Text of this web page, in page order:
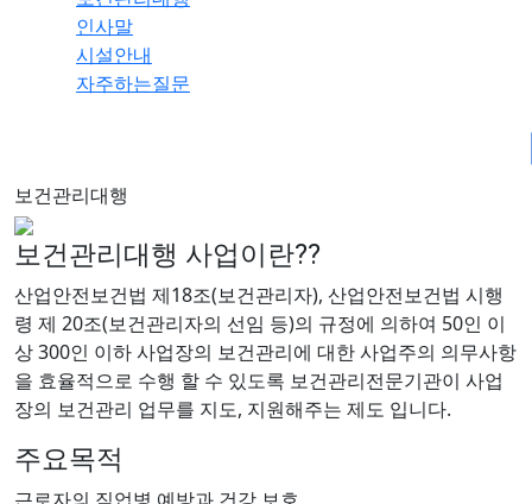
인사말
시설안내
자주하는질문
보건관리대행
보건관리대행 사업이란??
산업안전보건법 제18조(보건관리자), 산업안전보건법 시행
령 제 20조(보건관리자의 선임 등)의 규정에 의하여 50인 이
상 300인 이하 사업장의 보건관리에 대한 사업주의 의무사항
을 효율적으로 수행 할 수 있도록 보건관리전문기관이 사업
장의 보건관리 업무를 지도, 지원해주는 제도 입니다.
주요목적